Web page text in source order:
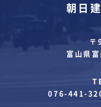
朝日
富山県
076-441-